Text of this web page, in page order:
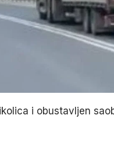
i obustavljen